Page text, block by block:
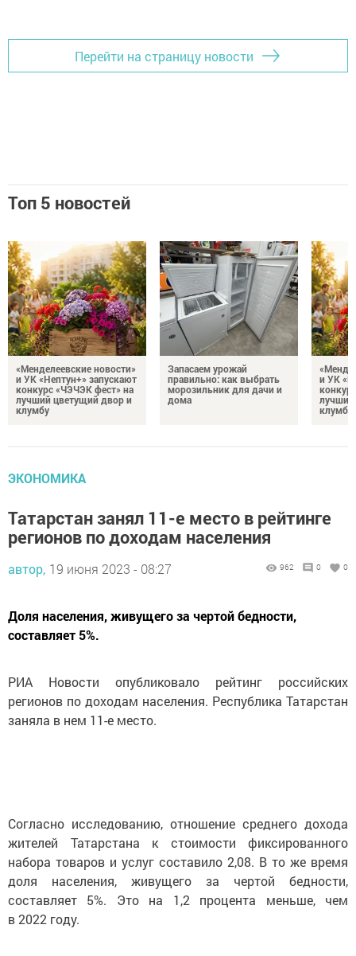
Перейти на страницу новости
Топ 5 новостей
«Менделеевские новости»
и УК «Нептун+» запускают
конкурс «ЧЭЧЭК фест» на
лучший цветущий двор и
клумбу
Запасаем урожай
правильно: как выбрать
морозильник для дачи и
дома
и УК
лучший
клумбу
ЭКОНОМИКА
Татарстан занял 11-е место в рейтинге
регионов по доходам населения
автор, 19 июня 2023 - 08:27 962 0 0
Доля населения, живущего за чертой бедности,
составляет 5%.
РИА Новости опубликовало рейтинг российских
регионов по доходам населения. Республика Татарстан
заняла в нем 11-е место.
Согласно исследованию, отношение среднего дохода
жителей Татарстана к стоимости фиксированного
набора товаров и услуг составило 2,08. В то же время
доля населения, живущего за чертой бедности,
составляет 5%. Это на 1,2 процента меньше, чем
в 2022 году.